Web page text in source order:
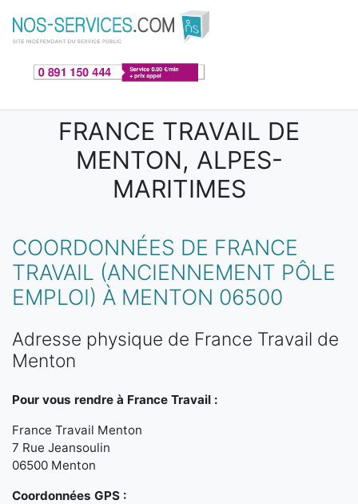
Aller au contenu principal
FRANCE TRAVAIL DE
MENTON, ALPES-
MARITIMES
COORDONNÉES DE FRANCE
TRAVAIL (ANCIENNEMENT PÔLE
EMPLOI) À MENTON 06500
Adresse physique de France Travail de
Menton
Pour vous rendre à France Travail :
France Travail Menton
7 Rue Jeansoulin
06500 Menton
Coordonnées GPS :